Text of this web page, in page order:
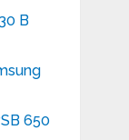
B
650